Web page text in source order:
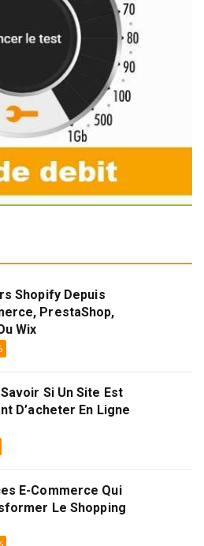
Shopify Depuis
PrestaShop,
Wix
Si Un Site Est
D’acheter En Ligne
E-Commerce Qui
Le Shopping